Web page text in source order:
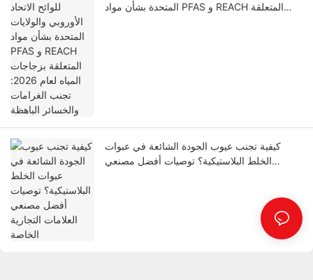
المتحدة بشأن مواد PFAS و REACH المتعلقة
كيفية تجنب عيوب الجودة الشائعة في عبوات
الخلط البلاستيكية؟ توصيات أفضل مصنعي